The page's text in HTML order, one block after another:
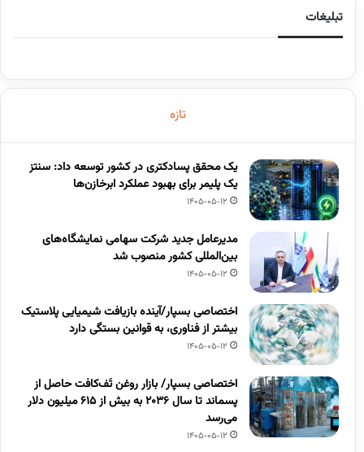
تبلیغات
تازه
یک محقق پسادکتری در کشور توسعه داد: سنتز
یک پلیمر برای بهبود عملکرد ابرخازن‌ها
1405-05-12
مدیرعامل جدید شرکت سهامی نمایشگاه‌های
بین‌المللی کشور منصوب شد
1405-05-12
اختصاصی بسپار/آینده بازیافت شیمیایی پلاستیک
بیشتر از فناوری، به قوانین بستگی دارد
1405-05-12
اختصاصی بسپار/ بازار روغن تَف‌کافت حاصل از
پسماند تا سال ۲۰۳۶ به بیش از ۶۱۵ میلیون دلار
می‌رسد
1405-05-12